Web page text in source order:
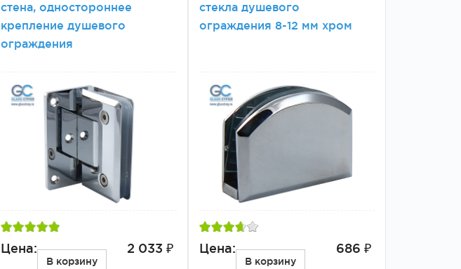
стена, одностороннее
крепление душевого
ограждения
Цена: 2 033 ₽
В корзину
стекла душевого
ограждения 8-12 мм хром
Цена: 686 ₽
В корзину